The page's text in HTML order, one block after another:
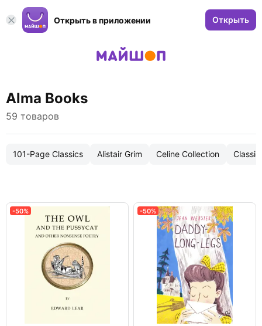
Открыть в приложении Открыть
Alma Books
59 товаров
101-Page Classics Alistair Grim Celine Collection
-50% -50%